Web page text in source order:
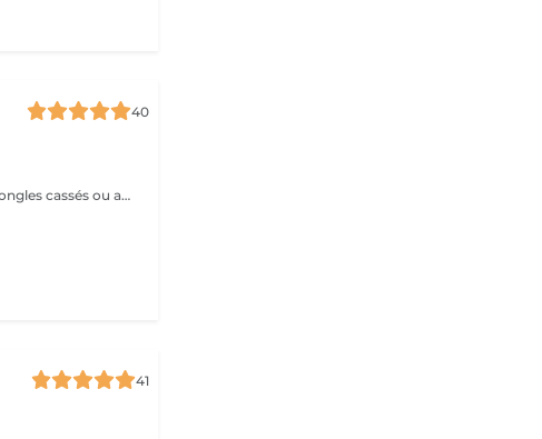
40
Ce service permet de réparer une ou plusieurs ongles cassés ou abîmés, afin de retrouver une apparence harmonieuse et soignée. La réparation est valable uniquement jusqu'à 2 semaines après la pose. Au-delà de 2 semaines, une prestation de remplissage sera nécessaire.
41